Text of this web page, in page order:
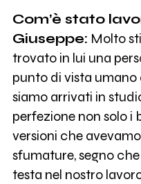
Com’è stato
Giuseppe: Molto
trovato in lui una
punto di vista umano
siamo arrivati in
perfezione non solo i
versioni che
sfumature, segno
testa nel nostro